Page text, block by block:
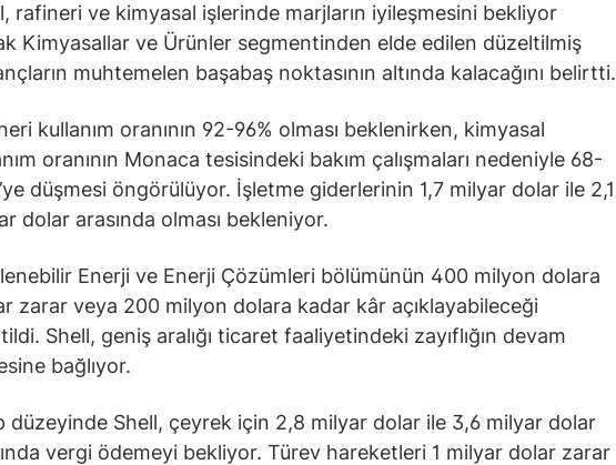
rafineri ve kimyasal işlerinde marjların iyileşmesini bekliyor
Kimyasallar ve Ürünler segmentinden elde edilen düzeltilmiş
muhtemelen başabaş noktasının altında kalacağını belirtti.
kullanım oranının 92-96% olması beklenirken, kimyasal
oranının Monaca tesisindeki bakım çalışmaları nedeniyle 68-
düşmesi öngörülüyor. İşletme giderlerinin 1,7 milyar dolar ile 2,1
dolar arasında olması bekleniyor.
Enerji ve Enerji Çözümleri bölümünün 400 milyon dolara
zarar veya 200 milyon dolara kadar kâr açıklayabileceği
Shell, geniş aralığı ticaret faaliyetindeki zayıflığın devam
bağlıyor.
düzeyinde Shell, çeyrek için 2,8 milyar dolar ile 3,6 milyar dolar
vergi ödemeyi bekliyor. Türev hareketleri 1 milyar dolar zarar